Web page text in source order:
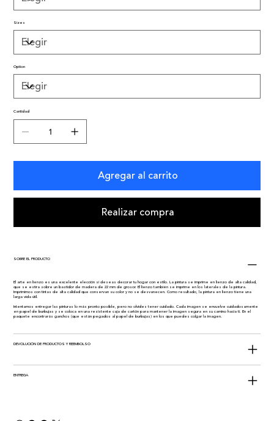
Sizes
Option
Cantidad
Agregar al carrito
Realizar compra
SOBRE EL PRODUCTO
El arte en lienzo es una excelente elección si deseas decorar tu hogar con estilo. La pintura se imprime en lienzo de alta calidad,
que se estira sobre un bastidor de madera de 22 mm de grosor. El lienzo también se imprime en los laterales de la pintura.
Imprimimos con tintas de alta calidad que conservan su color y no se desvanecen. Como resultado, la pintura en lienzo tiene una
larga vida útil.
Intentamos entregar las pinturas lo más pronto posible, pero no olvides tener cuidado. Cada imagen se envuelve cuidadosamente
en papel de burbujas y se coloca en una resistente caja de cartón para mantener la imagen segura en su camino hacia ti. En el
paquete encontrarás ganchos (que están pegados al papel de burbujas) en los que puedes colgar la imagen.
DEVOLUCIÓN DE PRODUCTOS Y REEMBOLSO
ENTREGA